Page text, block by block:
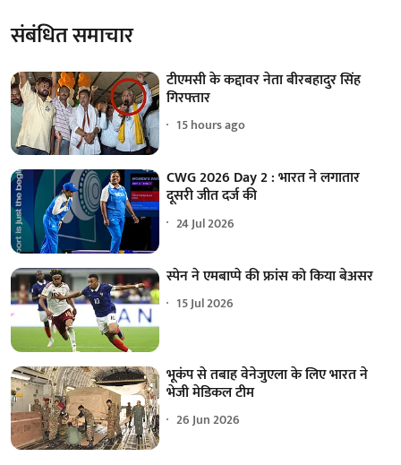
संबंधित समाचार
टीएमसी के कद्दावर नेता बीरबहादुर सिंह
गिरफ्तार
15 hours ago
CWG 2026 Day 2 : भारत ने लगातार
दूसरी जीत दर्ज की
24 Jul 2026
स्पेन ने एमबाप्पे की फ्रांस को किया बेअसर
15 Jul 2026
भूकंप से तबाह वेनेजुएला के लिए भारत ने
भेजी मेडिकल टीम
26 Jun 2026